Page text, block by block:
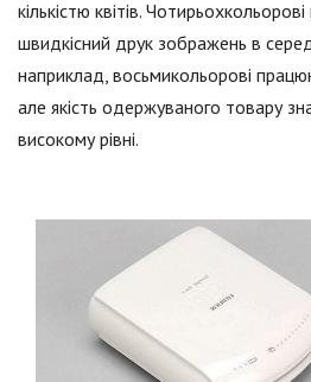
кількістю квітів.
швидкісний друк зображень в
наприклад, восьмикольорові
але якість одержуваного товару
високому рівні.